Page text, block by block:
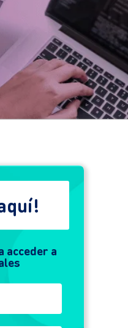
acceder a